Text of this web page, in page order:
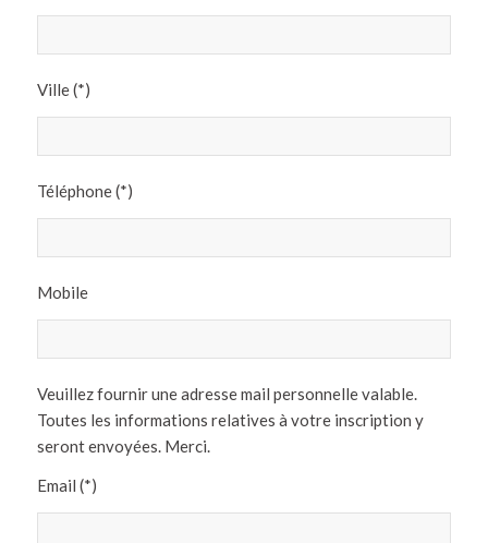
Ville (*)
Téléphone (*)
Mobile
Veuillez fournir une adresse mail personnelle valable.
Toutes les informations relatives à votre inscription y
seront envoyées. Merci.
Email (*)